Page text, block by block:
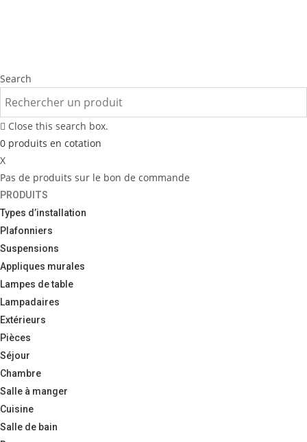
Search
Close this search box.
0 produits en cotation
X
Pas de produits sur le bon de commande
PRODUITS
Types d’installation
Plafonniers
Suspensions
Appliques murales
Lampes de table
Lampadaires
Extérieurs
Pièces
Séjour
Chambre
Salle à manger
Cuisine
Salle de bain